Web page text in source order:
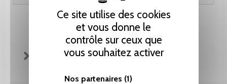
Ce site utilise des cookies
et vous donne le
contrôle sur ceux que
vous souhaitez activer
Nos partenaires (1)
FICHE TECHNIQUE